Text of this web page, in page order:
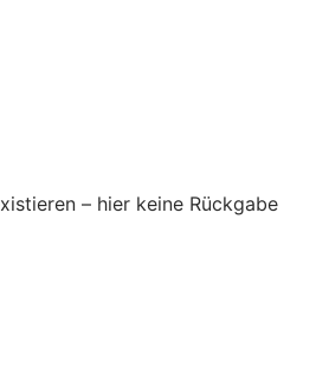
– hier keine Rückgabe